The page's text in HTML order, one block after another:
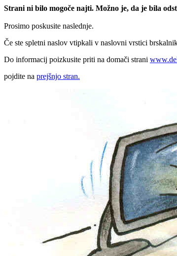
Strani ni bilo mogoče najti. Možno je, da je bila
Prosimo poskusite naslednje.
Če ste spletni naslov vtipkali v naslovni vrstici
Do informacij poizkusite priti na domači strani
pojdite na prejšnjo stran.